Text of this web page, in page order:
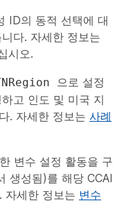
ID의 동적 선택에 대
다. 자세한 정보는
시오.
으로 설정
고 인도 및 미국 지
. 자세한 정보는 사례
변수 설정 활동을 구
생성됨)를 해당 CCAI
자세한 정보는 변수